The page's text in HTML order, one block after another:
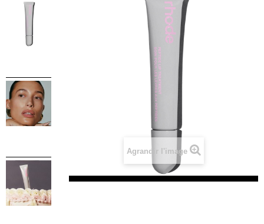
Agrandir l'image